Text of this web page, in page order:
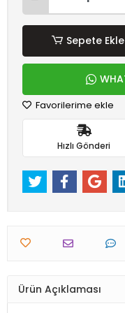
Sepete Ekle
Favorilerime ekle
Hızlı Gönderi
Ürün Açıklaması